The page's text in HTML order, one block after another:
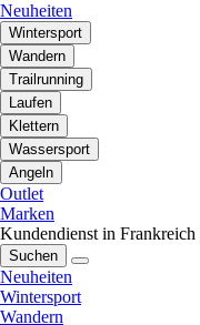
Neuheiten
Wintersport
Wandern
Trailrunning
Laufen
Klettern
Wassersport
Angeln
Outlet
Marken
Kundendienst in Frankreich
Suchen
Neuheiten
Wintersport
Wandern